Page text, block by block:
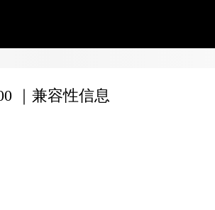
｜兼容性信息